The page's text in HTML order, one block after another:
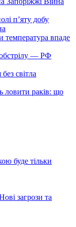
п’яту добу
температура впаде
— РФ
світла
ловити раків: що
буде тільки
загрози та